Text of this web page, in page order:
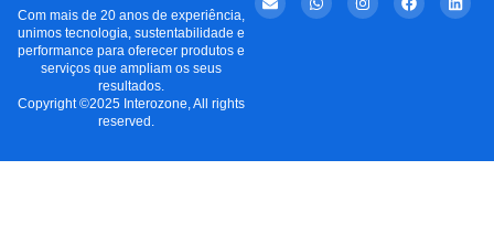
Com mais de 20 anos de experiência,
unimos tecnologia, sustentabilidade e
performance para oferecer produtos e
serviços que ampliam os seus
resultados.
Copyright ©2025 Interozone, All rights
reserved.